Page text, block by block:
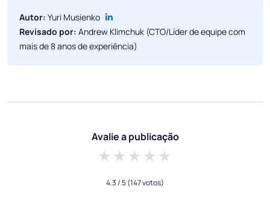
Autor: Yuri Musienko
Revisado por: Andrew Klimchuk (CTO/Líder de equipe com
mais de 8 anos de experiência)
Avalie a publicação
4 stars
3 stars
2 stars
1 star
4.3/ 5(147 votos)